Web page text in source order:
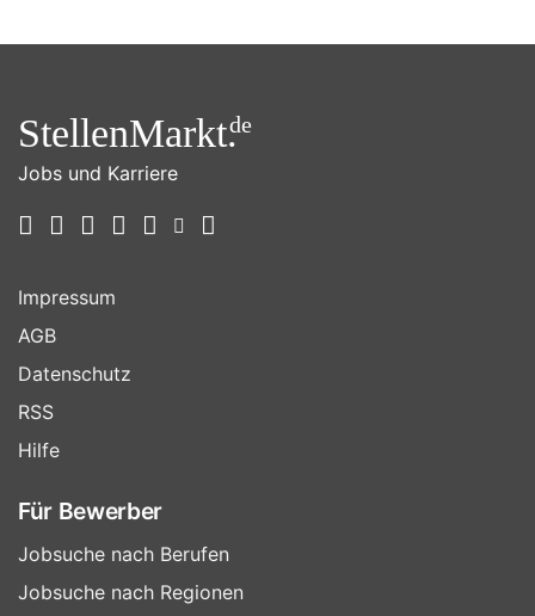
StellenMarkt.de
Jobs und Karriere
Impressum
AGB
Datenschutz
RSS
Hilfe
Für Bewerber
Jobsuche nach Berufen
Jobsuche nach Regionen